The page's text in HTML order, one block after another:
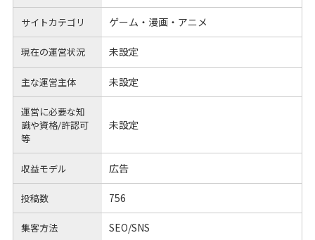
サイトカテゴリ ゲーム・漫画・アニメ
現在の運営状況 未設定
主な運営主体 未設定
運営に必要な知
識や資格/許認可
等
未設定
収益モデル 広告
投稿数 756
集客方法 SEO/SNS